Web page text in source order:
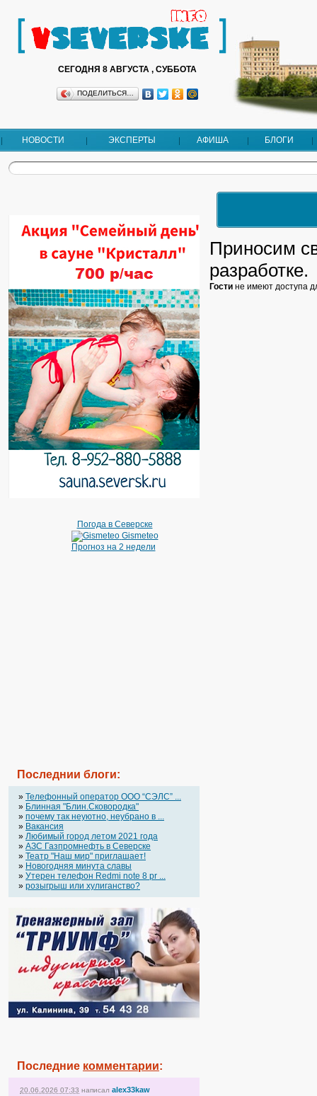
СЕГОДНЯ 8 АВГУСТА , СУББОТА
ПОДЕЛИТЬСЯ…
НОВОСТИ ЭКСПЕРТЫ АФИША БЛОГИ
Погода в Северске
Gismeteo
Прогноз на 2 недели
Последнии блоги:
» Телефонный оператор OOO “СЭЛС” ...
» Блинная "Блин.Сковородка"
» почему так неуютно, неубрано в ...
» Вакансия
» Любимый город летом 2021 года
» АЗС Газпромнефть в Северске
» Театр "Наш мир" приглашает!
» Новогодняя минута славы
» Утерен телефон Redmi note 8 pr ...
» розыгрыш или хулиганство?
Последние комментарии:
20.06.2026 07:33 написал alex33kaw
Приносим
разработке.
Гости не имеют доступа